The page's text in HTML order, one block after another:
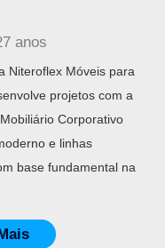
Niteroflex Móveis para
projetos com a
Corporativo
e linhas
base fundamental na